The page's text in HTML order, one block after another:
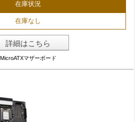
在庫状況
在庫なし
詳細はこちら
マザーボード